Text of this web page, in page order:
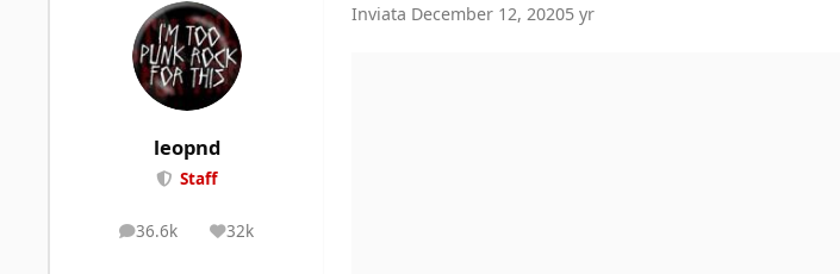
leopnd
Staff
36.6k
posts 32k
Reputation
Inviata December 12, 20205 yr